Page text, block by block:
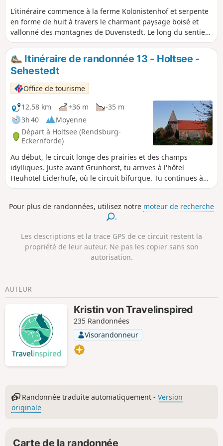
L'itinéraire commence à la ferme Kolonistenhof et serpente
en forme de huit à travers le charmant paysage boisé et
vallonné des montagnes de Duvenstedt. Le long du sentier
de découverte de la nature, il traverse des champs et des
petits bois avant de revenir au point de départ, à la ferme
Kolonistenhof, en décrivant un grand arc. Il est possible de
prolonger l'itinéraire à plusieurs endroits.
Itinéraire de randonnée 13 - Holtsee -
Sehestedt
Office de tourisme
12,58 km
+36 m
-35 m
3h 40
Moyenne
Départ à Holtsee (Rendsburg-
Eckernförde)
Au début, le circuit longe des prairies et des champs
idylliques. Juste avant Grünhorst, tu arrives à l'hôtel
Heuhotel Eiderhufe, où le circuit bifurque. Tu continues à
gauche et, en longeant une haie au bord du champ, tu
canal de la mer du Nord à la mer Baltique. Un peu au-
dessus du canal, le sentier de randonnée mène à
un détour par le MarktTreff, près du ferry du canal. Sur la
grande terrasse avec restaurant, tu as une belle vue sur le
canal et les bateaux qui passent. Le chemin du retour passe
te ramène à Holtsee.
Pour plus de randonnées, utilisez notre moteur de recherche
.
Les descriptions et la trace GPS de ce circuit restent la
propriété de leur auteur. Ne pas les copier sans son
autorisation.
AUTEUR
Kristin von Travelinspired
235 Randonnées
Visorandonneur
Randonnée traduite automatiquement -Version
originale
Carte de la randonnée